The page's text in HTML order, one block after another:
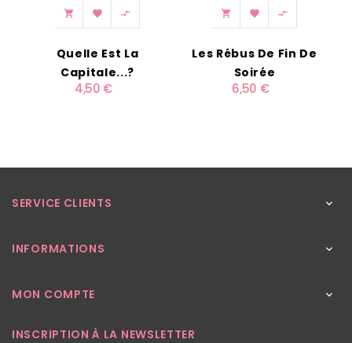
  
Quelle Est La
Capitale...?
4,50 €
  
Les Rébus De Fin De
Soirée
6,50 €
SERVICE CLIENTS 
INFORMATIONS 
MON COMPTE 
INSCRIPTION À LA NEWSLETTER